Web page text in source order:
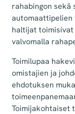
rahabingon
automaattipelien
haltijat
valvomalla
Toimilupaa
omistajien ja
ehdotuksen
Toimijakohtaiset